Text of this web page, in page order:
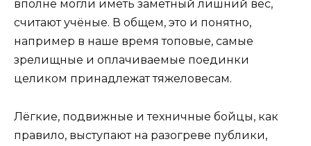
вполне могли иметь заметный лишний вес,
считают учёные. В общем, это и понятно,
например в наше время топовые, самые
зрелищные и оплачиваемые поединки
целиком принадлежат тяжеловесам.
Лёгкие, подвижные и техничные бойцы, как
правило, выступают на разогреве публики,